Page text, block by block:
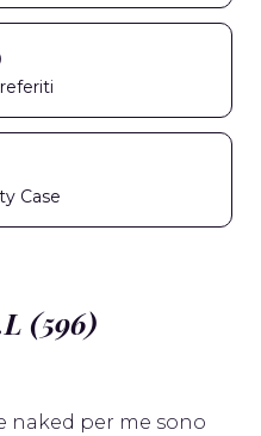
Case
(596)
naked per me sono